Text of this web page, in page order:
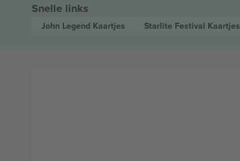
Snelle links
John Legend Kaartjes Starlite Festival Kaartjes